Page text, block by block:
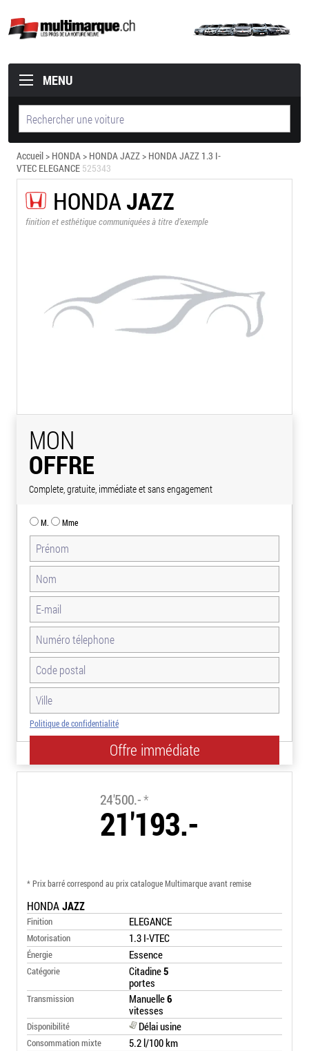
MENU
Accueil> HONDA> HONDA JAZZ> HONDA JAZZ 1.3 I-
VTEC ELEGANCE 525343
HONDAJAZZ
finition et esthétique communiquées à titre d’exemple
MON
OFFRE
Complete, gratuite, immédiate et sans engagement
M. Mme
Politique de confidentialité
24'500.-*
21'193.-
* Prix barré correspond au prix catalogue Multimarque avant remise
HONDAJAZZ
Finition ELEGANCE
Motorisation 1.3 I-VTEC
Énergie Essence
Catégorie Citadine5
portes
Transmission Manuelle6
vitesses
Disponibilité Délai usine
Consommation mixte 5.2 l/100 km